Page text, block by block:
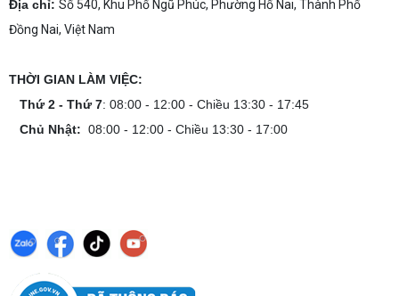
Địa chỉ: Số 540, Khu Phố Ngũ Phúc, Phường Hố Nai, Thành Phố
Đồng Nai, Việt Nam
THỜI GIAN LÀM VIỆC:
Thứ 2 - Thứ 7: 08:00 - 12:00 - Chiều 13:30 - 17:45
Chủ Nhật: 08:00 - 12:00 - Chiều 13:30 - 17:00